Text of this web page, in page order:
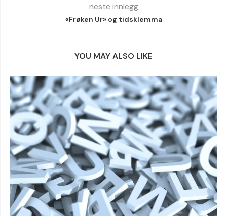
neste innlegg
«Frøken Ur» og tidsklemma
YOU MAY ALSO LIKE